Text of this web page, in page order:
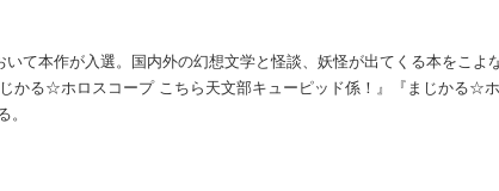
て本作が入選。国内外の幻想文学と怪談、妖怪が出てくる本をこよ
かる☆ホロスコープ こちら天文部キューピッド係！』『まじかる☆
。